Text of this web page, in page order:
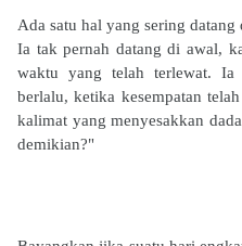
Ada satu hal yang sering
Ia tak pernah datang di awal,
waktu yang telah terlewat. Ia
berlalu, ketika kesempatan
kalimat yang menyesakkan
demikian?"